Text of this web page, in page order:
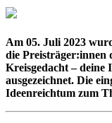
Am 05. Juli 2023
die Preisträger:innen
Kreisgedacht – deine
ausgezeichnet. Die
Ideenreichtum zum